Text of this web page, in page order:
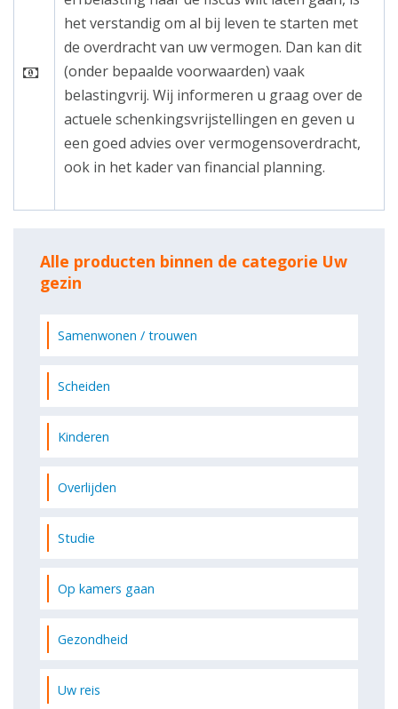
het verstandig om al bij leven te starten met
de overdracht van uw vermogen. Dan kan dit
(onder bepaalde voorwaarden) vaak
belastingvrij. Wij informeren u graag over de
actuele schenkingsvrijstellingen en geven u
een goed advies over vermogensoverdracht,
ook in het kader van financial planning.
Alle producten binnen de categorie Uw
gezin
Samenwonen / trouwen
Scheiden
Kinderen
Overlijden
Studie
Op kamers gaan
Gezondheid
Uw reis